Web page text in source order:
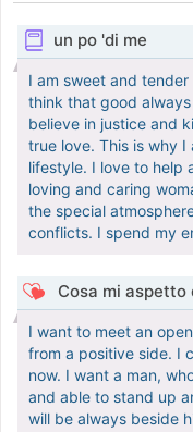
un po 'di me
I am sweet and
think that good
believe in justice and
true love. This is why
lifestyle. I love to help
loving and caring
the special
conflicts. I spend my
Cosa mi
I want to meet an
from a positive side. I
now. I want a man,
and able to stand up
will be always beside